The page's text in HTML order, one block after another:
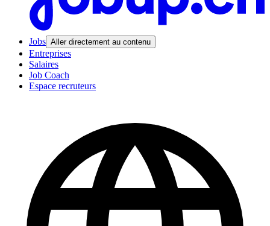
Jobs Aller directement au contenu
Entreprises
Salaires
Job Coach
Espace recruteurs